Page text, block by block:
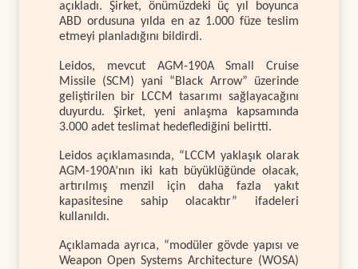
açıkladı. Şirket, önümüzdeki üç yıl boyunca
ABD ordusuna yılda en az 1.000 füze teslim
etmeyi planladığını bildirdi.
Leidos, mevcut AGM-190A Small Cruise
Missile (SCM) yani “Black Arrow” üzerinde
geliştirilen bir LCCM tasarımı sağlayacağını
duyurdu. Şirket, yeni anlaşma kapsamında
3.000 adet teslimat hedeflediğini belirtti.
Leidos açıklamasında, “LCCM yaklaşık olarak
AGM-190A’nın iki katı büyüklüğünde olacak,
artırılmış menzil için daha fazla yakıt
kapasitesine sahip olacaktır” ifadeleri
kullanıldı.
Açıklamada ayrıca, “modüler gövde yapısı ve
Weapon Open Systems Architecture (WOSA)